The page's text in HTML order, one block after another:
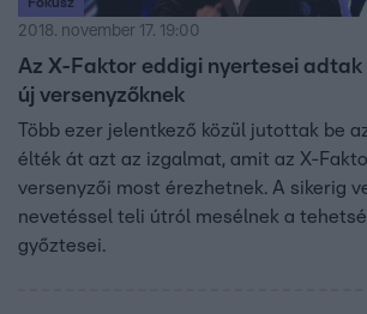
2018. november 17. 19:00
Az X-Faktor eddigi nyertesei
új versenyzőknek
Több ezer jelentkező közül jutottak be
élték át azt az izgalmat, amit az X-
versenyzői most érezhetnek. A sikerig
nevetéssel teli útról mesélnek a
győztesei.